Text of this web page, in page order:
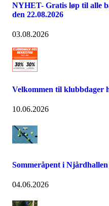
NYHET- Gratis løp til alle
den 22.08.2026
03.08.2026
Velkommen til klubbdager
10.06.2026
Sommeråpent i
04.06.2026